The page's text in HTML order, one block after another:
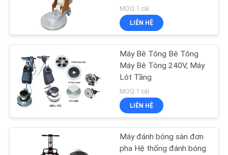
THAM
QUAN
NHÀ
MÁY
KIỂM
SOÁT
MOQ:1 cái
LIÊN HỆ
Máy Bê Tông Bê Tông
Máy Bê Tông 240V, Máy
Lót Tầng
MOQ:1 cái
LIÊN HỆ
Máy đánh bóng sàn đơn
pha Hệ thống đánh bóng